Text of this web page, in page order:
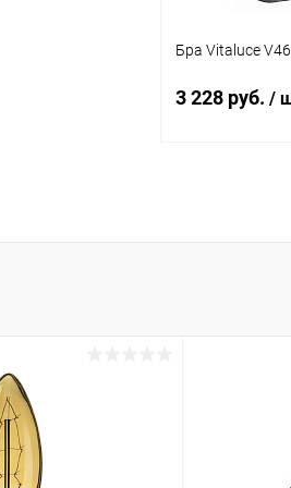
Бра Vitaluce
3 228 руб. /
Купить в 1